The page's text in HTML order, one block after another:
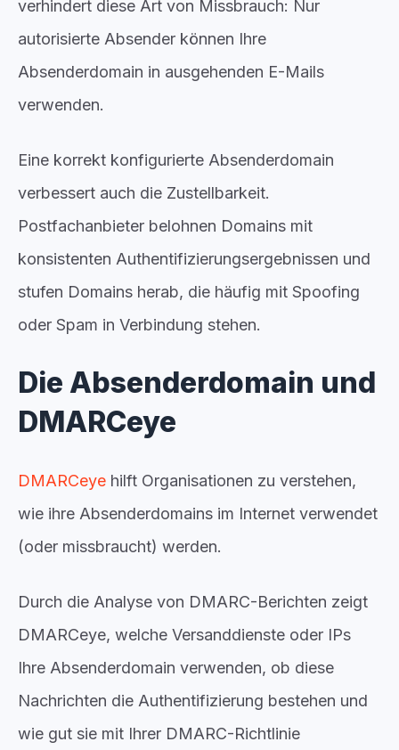
verhindert diese Art von Missbrauch: Nur
autorisierte Absender können Ihre
Absenderdomain in ausgehenden E-Mails
verwenden.
Eine korrekt konfigurierte Absenderdomain
verbessert auch die Zustellbarkeit.
Postfachanbieter belohnen Domains mit
konsistenten Authentifizierungsergebnissen und
stufen Domains herab, die häufig mit Spoofing
oder Spam in Verbindung stehen.
Die Absenderdomain und
DMARCeye
DMARCeye hilft Organisationen zu verstehen,
wie ihre Absenderdomains im Internet verwendet
(oder missbraucht) werden.
Durch die Analyse von DMARC-Berichten zeigt
DMARCeye, welche Versanddienste oder IPs
Ihre Absenderdomain verwenden, ob diese
Nachrichten die Authentifizierung bestehen und
wie gut sie mit Ihrer DMARC-Richtlinie